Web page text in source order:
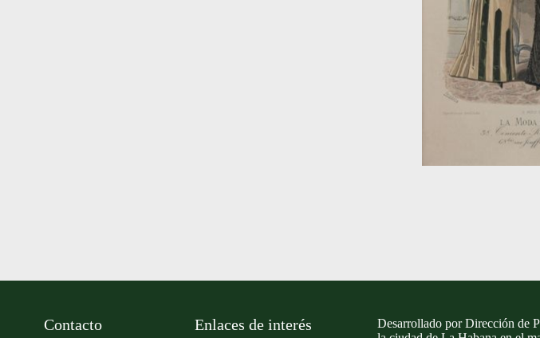
Contacto Enlaces de interés
Desarrollado por Dirección de